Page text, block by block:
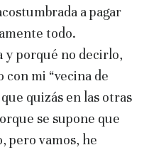
a pagar
todo.
y porqué no decirlo,
con mi “vecina de
quizás en las otras
se supone que
pero vamos, he